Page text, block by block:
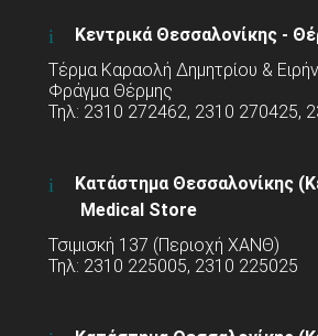
Κεντρικά Θεσσαλονίκης -
Τέρμα Καραολή Δημητρίου &
Φράγμα Θέρμης
Τηλ: 2310 272462, 2310 270425,
Κατάστημα Θεσσαλονίκης
Medical Store
Τσιμισκή 137 (Περιοχή ΧΑΝΘ)
Τηλ: 2310 225005, 2310 225025